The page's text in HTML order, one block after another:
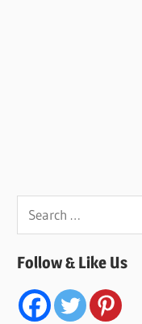
Search
for:
Follow & Like Us